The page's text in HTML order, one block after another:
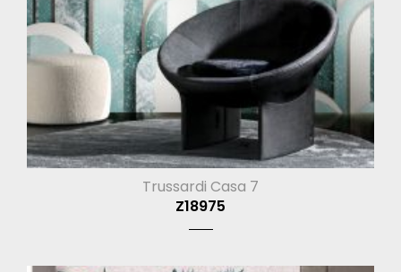
Trussardi Casa 7
Z18975